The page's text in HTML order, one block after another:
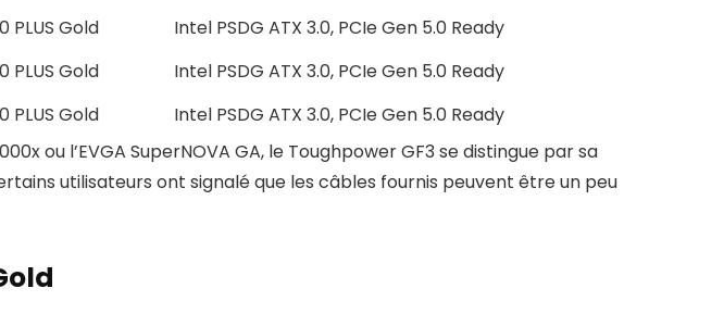
PLUS Gold
Intel PSDG ATX 3.0, PCIe Gen 5.0 Ready
PLUS Gold
Intel PSDG ATX 3.0, PCIe Gen 5.0 Ready
PLUS Gold
Intel PSDG ATX 3.0, PCIe Gen 5.0 Ready
ou l’EVGA SuperNOVA GA, le Toughpower GF3 se distingue par sa
utilisateurs ont signalé que les câbles fournis peuvent être un peu